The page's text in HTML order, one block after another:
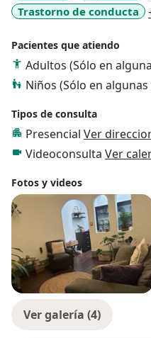
Trastorno de conducta
Pacientes que atiendo
Adultos (Sólo en
Niños (Sólo en
Tipos de consulta
Presencial Ver
Videoconsulta Ver
Fotos y videos
Ver galería (4)